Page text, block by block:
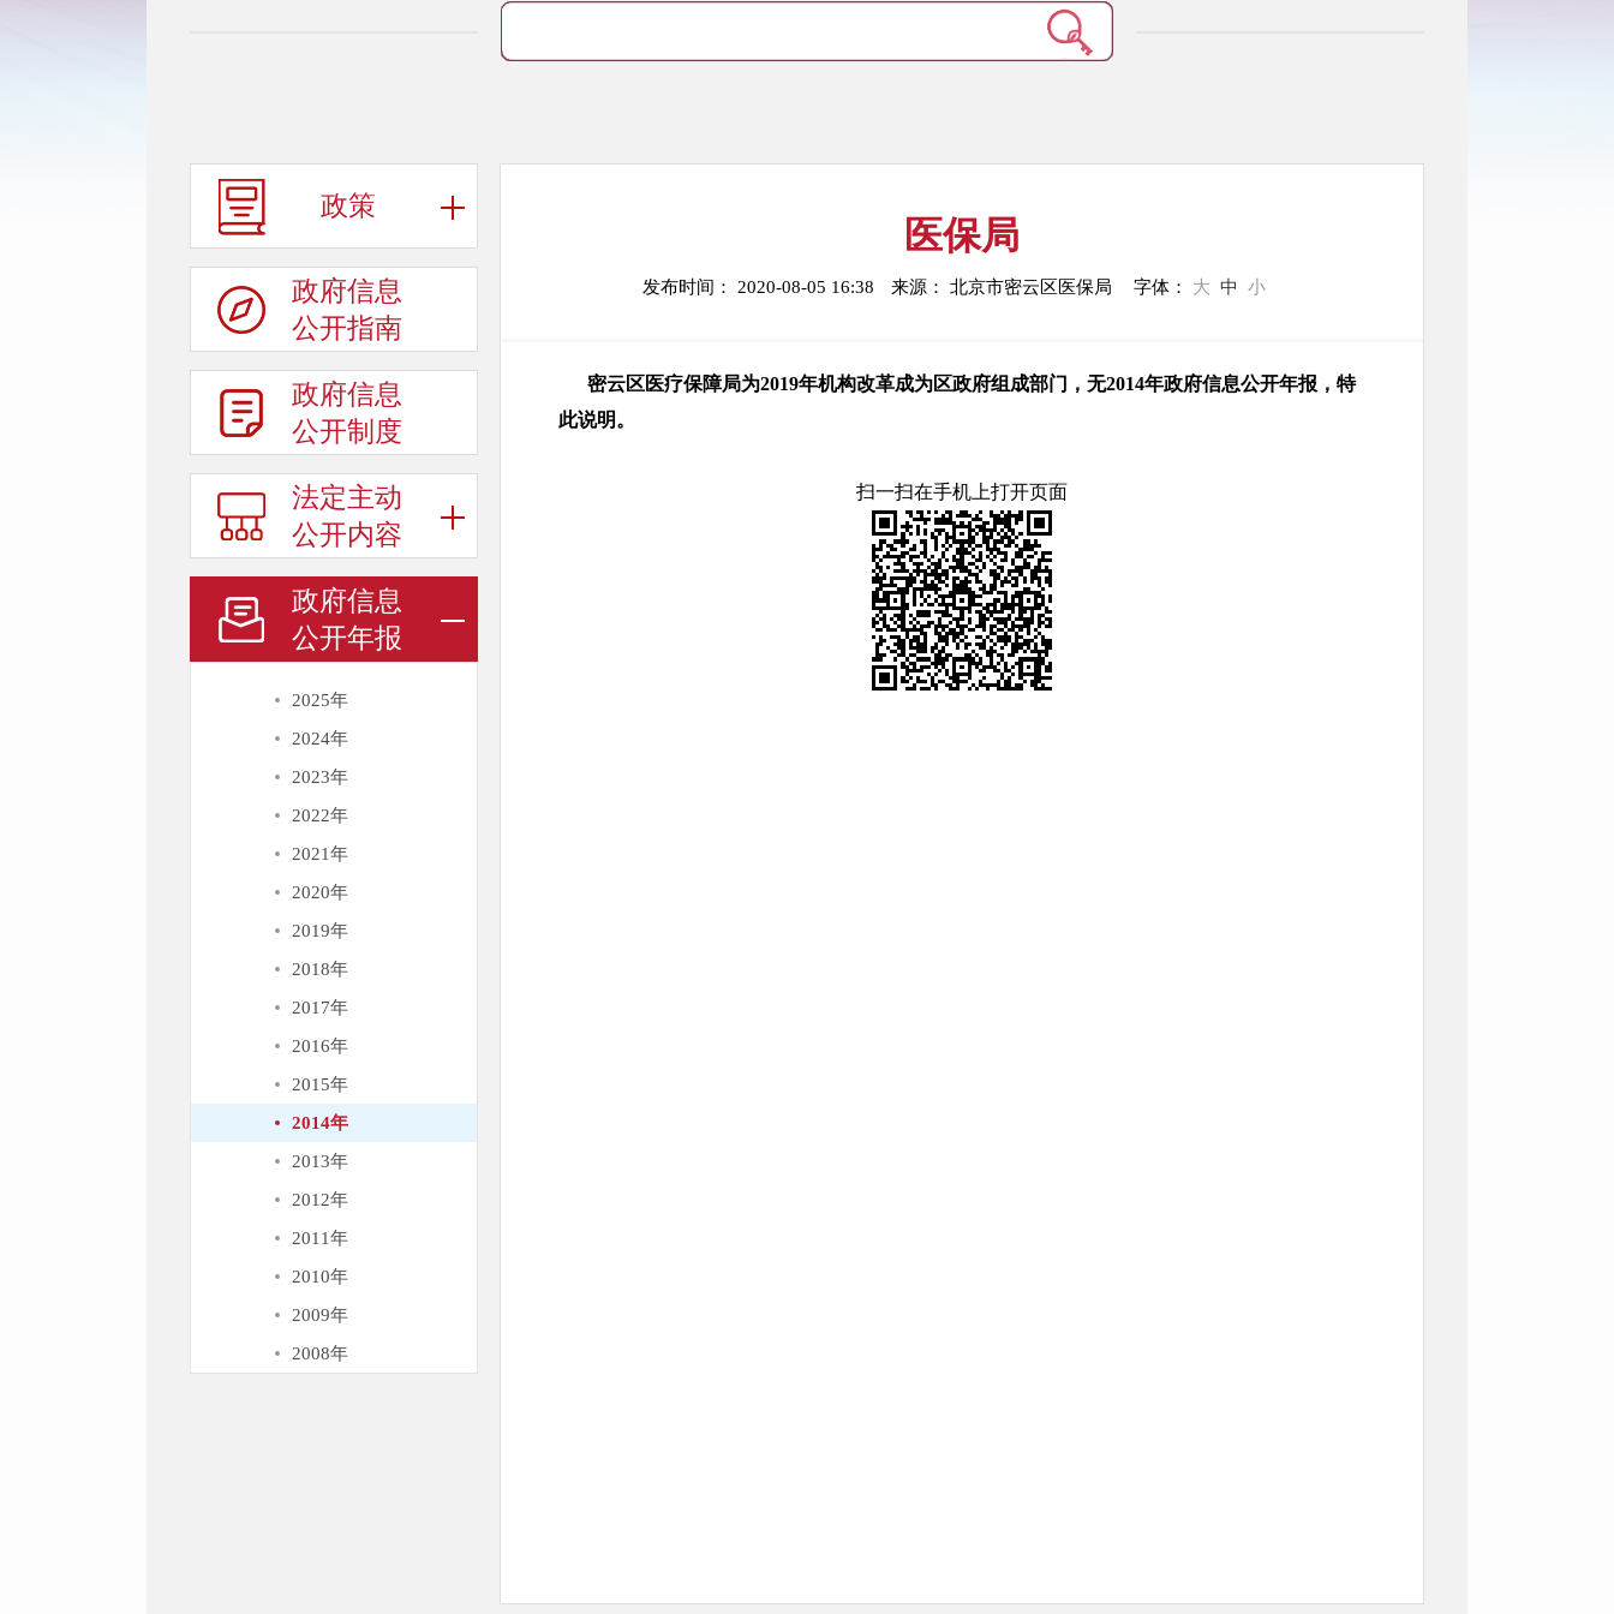
政策
政府信息
公开指南
政府信息
公开制度
法定主动
公开内容
政府信息
公开年报
2025年
2024年
2023年
2022年
2021年
2020年
2019年
2018年
2017年
2016年
2015年
2014年
2013年
2012年
2011年
2010年
2009年
2008年
医保局
发布时间： 2020-08-05 16:38 来源： 北京市密云区医保局 字体： 大 中 小
密云区医疗保障局为2019年机构改革成为区政府组成部门，无2014年政府信息公开年报，特
此说明。
扫一扫在手机上打开页面